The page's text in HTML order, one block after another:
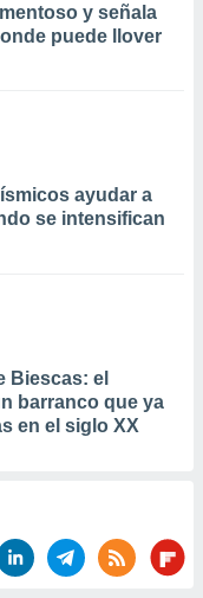
y señala
puede llover
ayudar a
se intensifican
Biescas: el
barranco que ya
en el siglo XX